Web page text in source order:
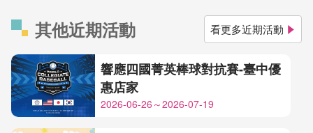
其他近期活動 看更多近期活動
響應四國菁英棒球對抗賽-臺中優
惠店家
2026-06-26～2026-07-19